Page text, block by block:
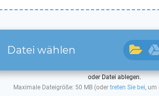
Datei wählen
oder Datei ablegen.
Maximale Dateigröße: 50 MB (oder treten Sie bei, um